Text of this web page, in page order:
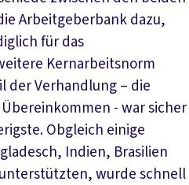
Arbeitgeberbank dazu,
für das
Kernarbeitsnorm
der Verhandlung – die
- war sicher
Obgleich einige
Indien, Brasilien
wurde schnell